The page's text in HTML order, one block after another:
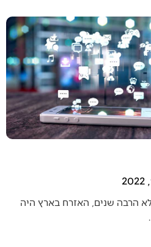
הרבה שנים, האזרח בארץ היה